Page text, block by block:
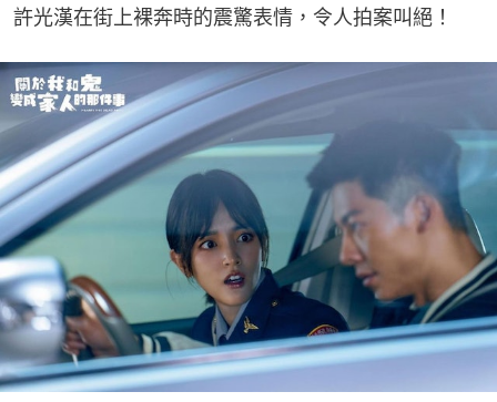
許光漢在街上裸奔時的震驚表情，令人拍案叫絕！